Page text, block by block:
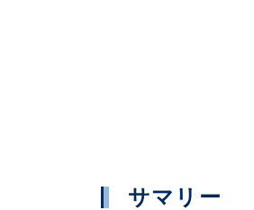
サマリー